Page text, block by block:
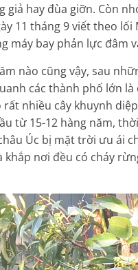
hay đùa giỡn. Còn
11 tháng 9 viết theo
máy bay phản lực đâm
nào cũng vậy, sau
các thành phố lớn
nhiều cây khuynh
từ 15-12 hàng năm,
Úc bị mặt trời ưu ái
nơi đều có cháy